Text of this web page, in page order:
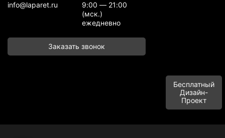
info@laparet.ru
9:00 — 21:00
(мск.)
ежедневно
Заказать звонок
Бесплатный
Дизайн-
Проект